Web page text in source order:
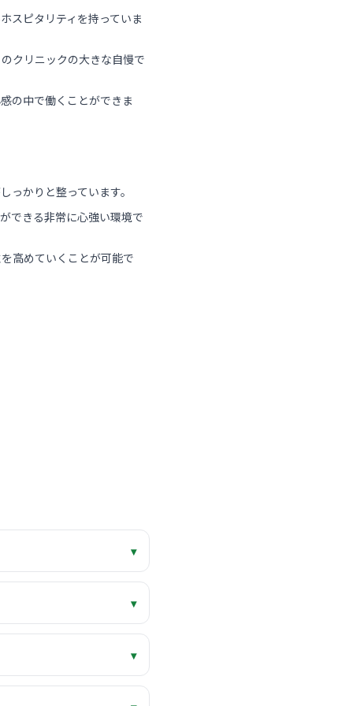
スピタリティを持っていま
クリニックの大きな自慢で
の中で働くことができま
かりと整っています。
できる非常に心強い環境で
高めていくことが可能で
▾
▾
▾